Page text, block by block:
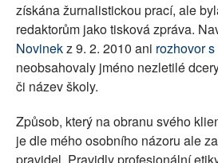
získána žurnalistickou prací, ale
redaktorům jako tisková zpráva.
Novinekz 9. 2. 2010 ani rozhovor
neobsahovaly jméno nezletilé
či název školy.
Způsob, který na obranu svého
je dle mého osobního názoru ale